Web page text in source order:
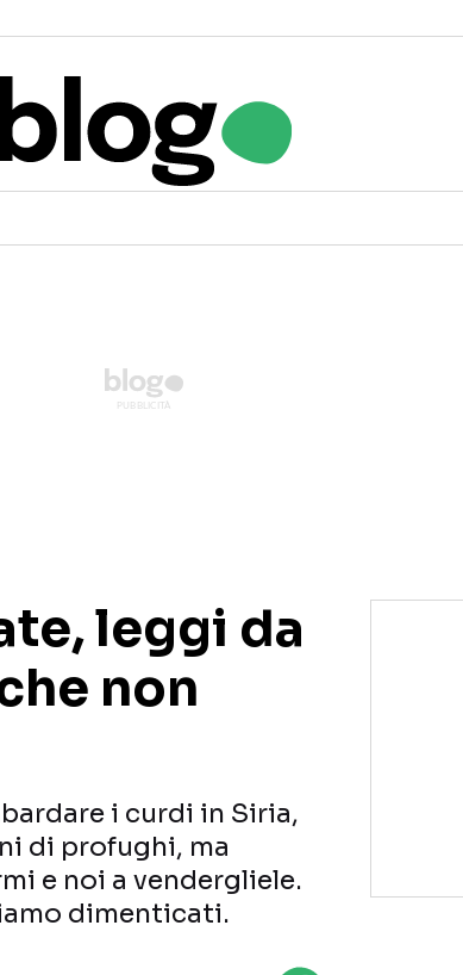
leggi da
non
i curdi in Siria,
di profughi, ma
e noi a vendergliele.
dimenticati.